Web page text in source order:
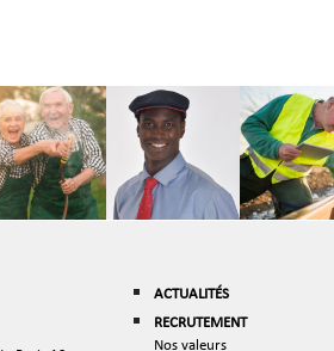
ACTUALITÉS
RECRUTEMENT
Nos valeurs